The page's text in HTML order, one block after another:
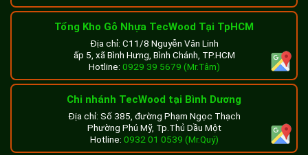
Tổng Kho Gỗ Nhựa TecWood Tại TpHCM
Địa chỉ: C11/8 Nguyễn Văn Linh
ấp 5, xã Bình Hưng, Bình Chánh, TP.HCM
Hotline: 0929 39 5679 (Mr.Tâm)
Chi nhánh TecWood tại Bình Dương
Địa chỉ: Số 385, đường Phạm Ngọc Thạch
Phường Phú Mỹ, Tp.Thủ Dầu Một
Hotline: 0932 01 0539 (Mr.Quý)